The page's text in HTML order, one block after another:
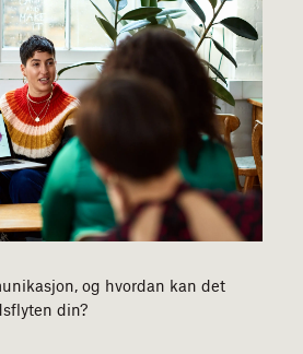
og hvordan kan det
din?